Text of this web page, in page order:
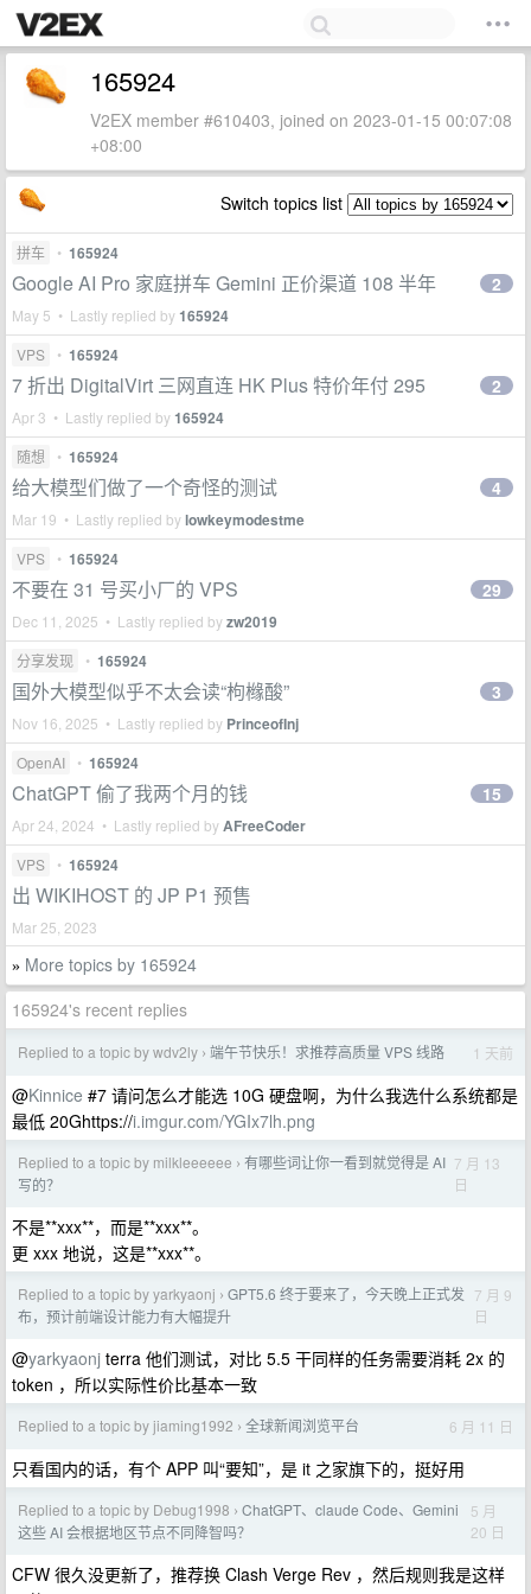
165924
V2EX member #610403, joined on 2023-01-15 00:07:08
+08:00
Switch topics list
拼车 • 165924
Google AI Pro 家庭拼车 Gemini 正价渠道 108 半年
May 5 • Lastly replied by165924
2
VPS • 165924
7 折出 DigitalVirt 三网直连 HK Plus 特价年付 295
Apr 3 • Lastly replied by165924
2
随想 • 165924
给大模型们做了一个奇怪的测试
Mar 19 • Lastly replied bylowkeymodestme
4
VPS • 165924
不要在 31 号买小厂的 VPS
Dec 11, 2025 • Lastly replied byzw2019
29
分享发现 • 165924
国外大模型似乎不太会读“枸橼酸”
Nov 16, 2025 • Lastly replied by PrinceofInj
3
OpenAI • 165924
ChatGPT 偷了我两个月的钱
Apr 24, 2024 • Lastly replied byAFreeCoder
15
VPS • 165924
出 WIKIHOST 的 JP P1 预售
Mar 25, 2023
» More topics by 165924
165924's recent replies
Replied to a topic by wdv2ly › 端午节快乐！求推荐高质量 VPS 线路 1 天前
@Kinnice #7 请问怎么才能选 10G 硬盘啊，为什么我选什么系统都是
最低 20Ghttps://i.imgur.com/YGIx7lh.png
Replied to a topic by milkleeeeee › 有哪些词让你一看到就觉得是 AI
写的？
7 月 13
日
不是**xxx**，而是**xxx**。
更 xxx 地说，这是**xxx**。
Replied to a topic by yarkyaonj › GPT5.6 终于要来了，今天晚上正式发
布，预计前端设计能力有大幅提升
7 月 9
日
@yarkyaonj terra 他们测试，对比 5.5 干同样的任务需要消耗 2x 的
token ，所以实际性价比基本一致
Replied to a topic by jiaming1992 › 全球新闻浏览平台 6 月 11 日
只看国内的话，有个 APP 叫“要知”，是 it 之家旗下的，挺好用
Replied to a topic by Debug1998 › ChatGPT、claude Code、Gemini
这些 AI 会根据地区节点不同降智吗？
5 月
20 日
CFW 很久没更新了，推荐换 Clash Verge Rev ，然后规则我是这样